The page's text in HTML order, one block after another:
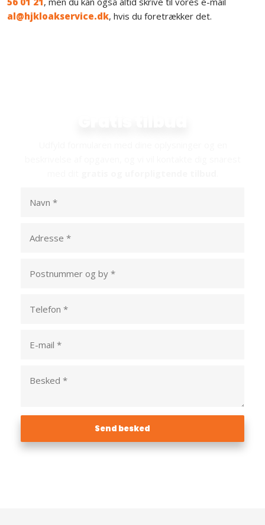
al@hjkloakservice.dk, hvis du foretrækker det.